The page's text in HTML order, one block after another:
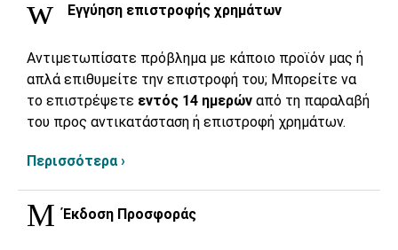
Εγγύηση επιστροφής χρημάτων
Αντιμετωπίσατε πρόβλημα με κάποιο προϊόν μας ή
απλά επιθυμείτε την επιστροφή του; Μπορείτε να
το επιστρέψετε εντός 14 ημερών από τη παραλαβή
του προς αντικατάσταση ή επιστροφή χρημάτων.
Περισσότερα ›
Έκδοση Προσφοράς